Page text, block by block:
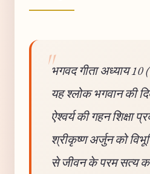
भगवद गीता अध्याय 10
यह श्लोक भगवान की
ऐश्वर्य की गहन शिक्षा
श्रीकृष्ण अर्जुन को
से जीवन के परम सत्य